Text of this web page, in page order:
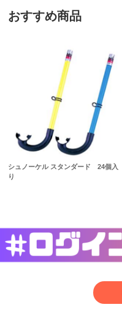
おすすめ商品
シュノーケル スタンダード 24個入
り